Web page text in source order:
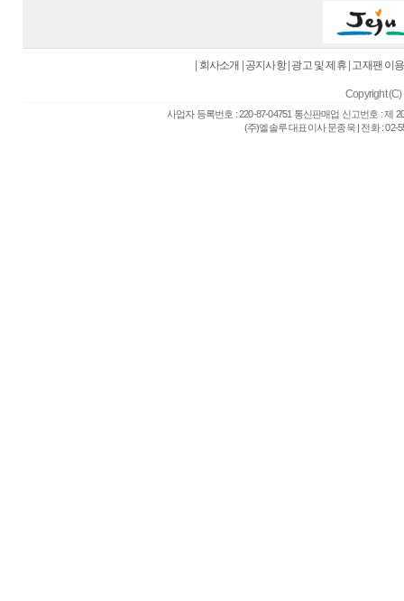
회사소개 공지사항| 광고 및 제휴| 고재팬 이
Copyright (C)
사업자 등록번호 : 220-87-04751 통신판매업 신고번호 : 제
(주)엘솔루 대표이사 문종욱 | 전화 : 02-